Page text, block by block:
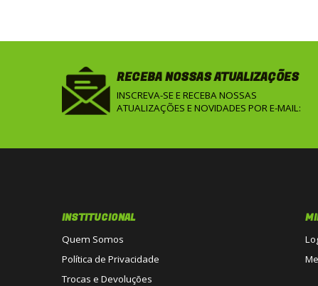
RECEBA NOSSAS ATUALIZAÇÕES
INSCREVA-SE E RECEBA NOSSAS
ATUALIZAÇÕES E NOVIDADES POR E-MAIL:
INSTITUCIONAL
Quem Somos
Política de Privacidade
Trocas e Devoluções